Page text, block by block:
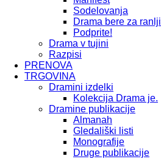
Sodelovanja
Drama bere za
Podprite!
Drama v tujini
Razpisi
PRENOVA
TRGOVINA
Dramini izdelki
Kolekcija Drama je.
Dramine publikacije
Almanah
Gledališki listi
Monografije
Druge publikacije